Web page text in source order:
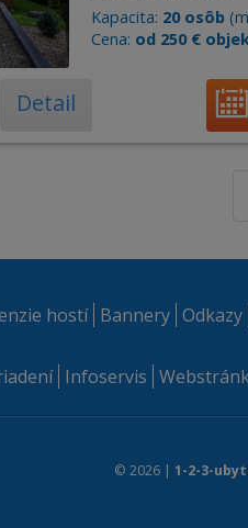
Kapacita: 20 osôb
Cena: od 250 €
Detail
hostí Bannery Odkazy
Infoservis
© 2026 | 1-2-3-